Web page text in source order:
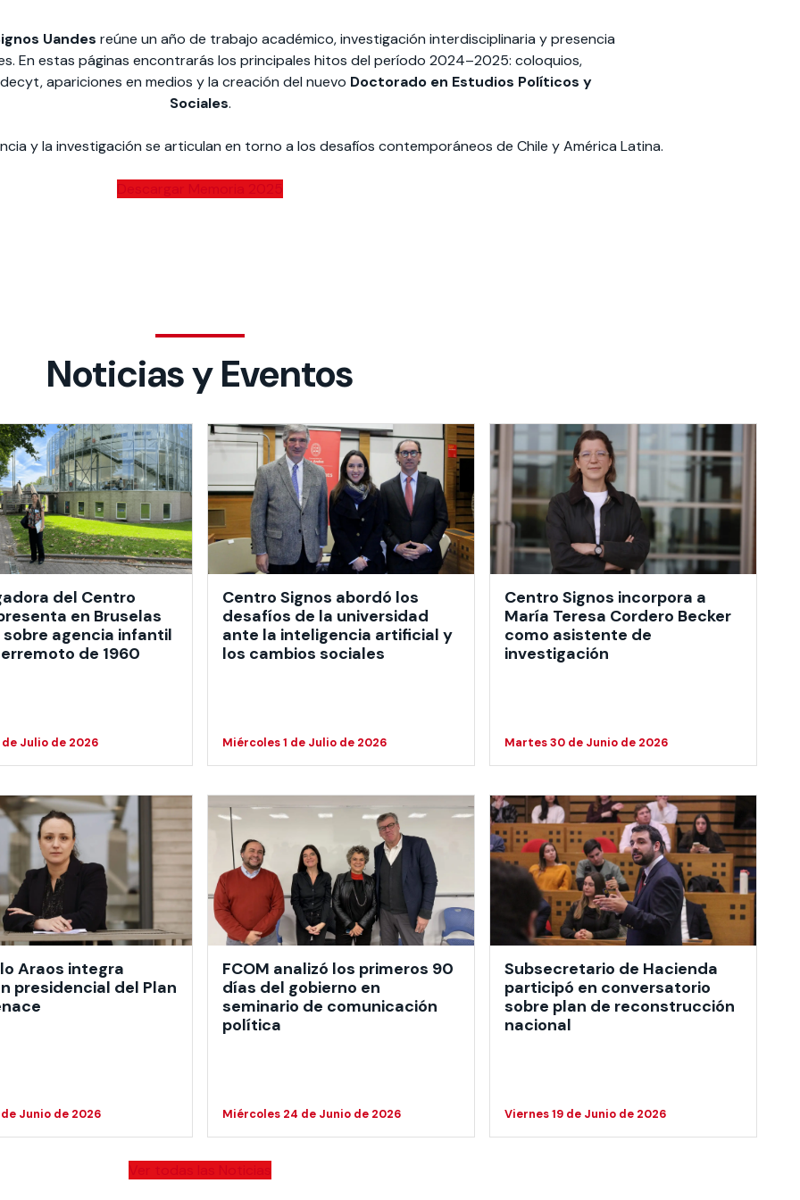
Uandes reúne un año de trabajo académico, investigación interdisciplinaria y presencia
En estas páginas encontrarás los principales hitos del período 2024–2025: coloquios,
apariciones en medios y la creación del nuevo Doctorado en Estudios Políticos y
Sociales.
y la investigación se articulan en torno a los desafíos contemporáneos de Chile y América Latina.
Noticias y Eventos
del Centro
en Bruselas
agencia infantil
de 1960
de Julio de 2026
Centro Signos abordó los
desafíos de la universidad
ante la inteligencia artificial y
los cambios sociales
Miércoles 1 de Julio de 2026
Centro Signos incorpora a
María Teresa Cordero Becker
como asistente de
investigación
Martes 30 de Junio de 2026
Araos integra
presidencial del Plan
Junio de 2026
FCOM analizó los primeros 90
días del gobierno en
seminario de comunicación
política
Miércoles 24 de Junio de 2026
Subsecretario de Hacienda
participó en conversatorio
sobre plan de reconstrucción
nacional
Viernes 19 de Junio de 2026